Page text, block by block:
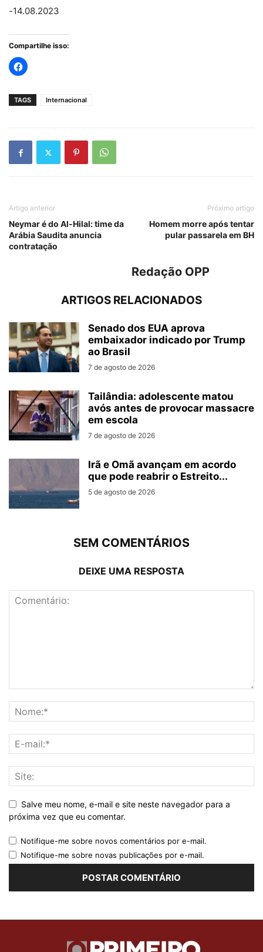
-14.08.2023
Compartilhe isso:
TAGS Internacional
Artigo anterior
Neymar é do Al-Hilal: time da
Arábia Saudita anuncia
contratação
Próximo artigo
Homem morre após tentar
pular passarela em BH
Redação OPP
ARTIGOS RELACIONADOS
Senado dos EUA aprova
embaixador indicado por Trump
ao Brasil
7 de agosto de 2026
Tailândia: adolescente matou
avós antes de provocar massacre
em escola
7 de agosto de 2026
Irã e Omã avançam em acordo
que pode reabrir o Estreito...
5 de agosto de 2026
SEM COMENTÁRIOS
DEIXE UMA RESPOSTA
Salve meu nome, e-mail e site neste navegador para a
próxima vez que eu comentar.
Notifique-me sobre novos comentários por e-mail.
Notifique-me sobre novas publicações por e-mail.